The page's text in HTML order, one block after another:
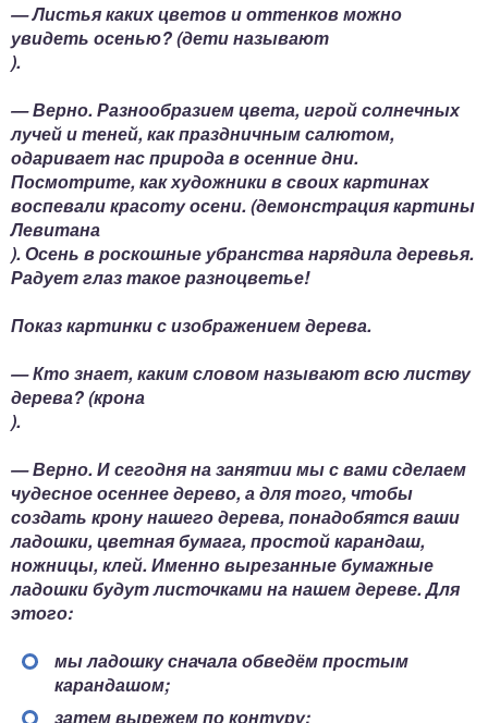
— Листья каких цветов и оттенков можно
увидеть осенью? (дети называют
).
— Верно. Разнообразием цвета, игрой солнечных
лучей и теней, как праздничным салютом,
одаривает нас природа в осенние дни.
Посмотрите, как художники в своих картинах
воспевали красоту осени. (демонстрация картины
Левитана
). Осень в роскошные убранства нарядила деревья.
Радует глаз такое разноцветье!
Показ картинки с изображением дерева.
— Кто знает, каким словом называют всю листву
дерева? (крона
).
— Верно. И сегодня на занятии мы с вами сделаем
чудесное осеннее дерево, а для того, чтобы
создать крону нашего дерева, понадобятся ваши
ладошки, цветная бумага, простой карандаш,
ножницы, клей. Именно вырезанные бумажные
ладошки будут листочками на нашем дереве. Для
этого:
мы ладошку сначала обведём простым
карандашом;
затем вырежем по контуру;